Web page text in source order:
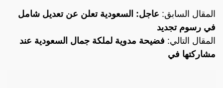
المقال السابق: عاجل: السعودية تعلن عن تعديل شامل
في رسوم تجديد
المقال التالي: فضيحة مدوية لملكة جمال السعودية عند
مشاركتها في